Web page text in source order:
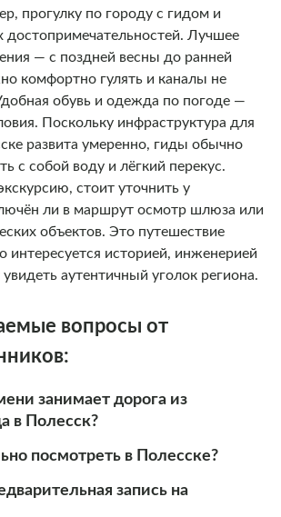
прогулку по городу с гидом и
Лучшее
— с поздней весны до ранней
комфортно гулять и каналы не
обувь и одежда по погоде —
Поскольку инфраструктура для
развита умеренно, гиды обычно
с собой воду и лёгкий перекус.
стоит уточнить у
ли в маршрут осмотр шлюза или
объектов. Это путешествие
интересуется историей, инженерией
аутентичный уголок региона.
вопросы от
занимает дорога из
в Полесск?
посмотреть в Полесске?
запись на